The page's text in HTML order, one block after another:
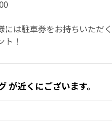
には駐車券をお持ちいただ
！
が近くにございます。